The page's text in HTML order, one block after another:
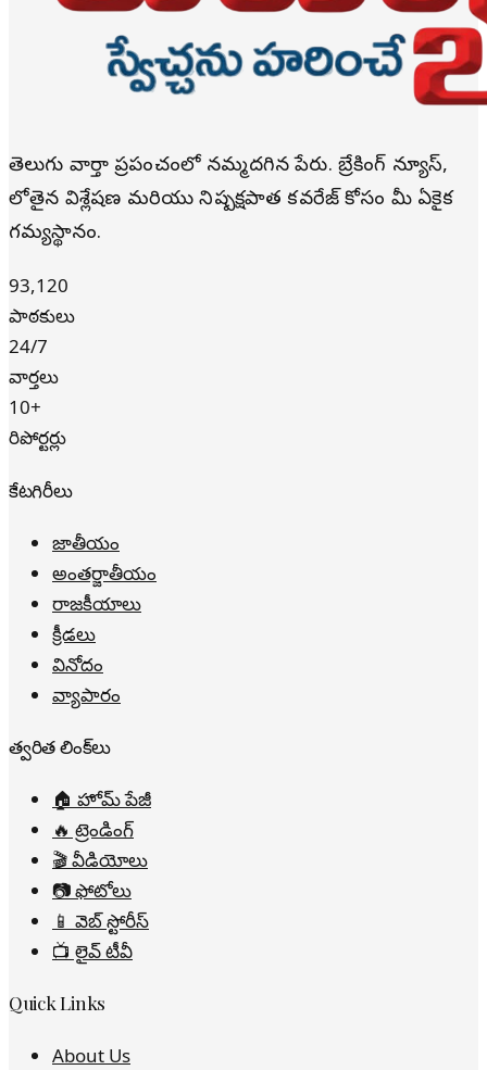
తెలుగు వార్తా ప్రపంచంలో నమ్మదగిన పేరు. బ్రేకింగ్ న్యూస్,
లోతైన విశ్లేషణ మరియు నిష్పక్షపాత కవరేజ్ కోసం మీ ఏకైక
గమ్యస్థానం.
93,120
పాఠకులు
24/7
వార్తలు
10+
రిపోర్టర్లు
కేటగిరీలు
జాతీయం
అంతర్జాతీయం
రాజకీయాలు
క్రీడలు
వినోదం
వ్యాపారం
త్వరిత లింక్‌లు
🏠 హోమ్ పేజీ
🔥 ట్రెండింగ్
🎬 వీడియోలు
📷 ఫోటోలు
📱 వెబ్ స్టోరీస్
📺 లైవ్ టీవీ
Quick Links
About Us